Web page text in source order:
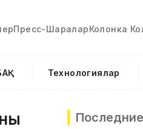
Пресс-ШараларКолонка
Технологиялар